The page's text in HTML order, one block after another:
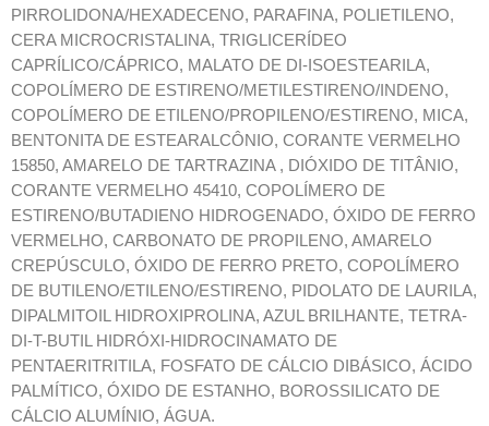
PIRROLIDONA/HEXADECENO, PARAFINA, POLIETILENO,
CERA MICROCRISTALINA, TRIGLICERÍDEO
CAPRÍLICO/CÁPRICO, MALATO DE DI-ISOESTEARILA,
COPOLÍMERO DE ESTIRENO/METILESTIRENO/INDENO,
COPOLÍMERO DE ETILENO/PROPILENO/ESTIRENO, MICA,
BENTONITA DE ESTEARALCÔNIO, CORANTE VERMELHO
15850, AMARELO DE TARTRAZINA , DIÓXIDO DE TITÂNIO,
CORANTE VERMELHO 45410, COPOLÍMERO DE
ESTIRENO/BUTADIENO HIDROGENADO, ÓXIDO DE FERRO
VERMELHO, CARBONATO DE PROPILENO, AMARELO
CREPÚSCULO, ÓXIDO DE FERRO PRETO, COPOLÍMERO
DE BUTILENO/ETILENO/ESTIRENO, PIDOLATO DE LAURILA,
DIPALMITOIL HIDROXIPROLINA, AZUL BRILHANTE, TETRA-
DI-T-BUTIL HIDRÓXI-HIDROCINAMATO DE
PENTAERITRITILA, FOSFATO DE CÁLCIO DIBÁSICO, ÁCIDO
PALMÍTICO, ÓXIDO DE ESTANHO, BOROSSILICATO DE
CÁLCIO ALUMÍNIO, ÁGUA.